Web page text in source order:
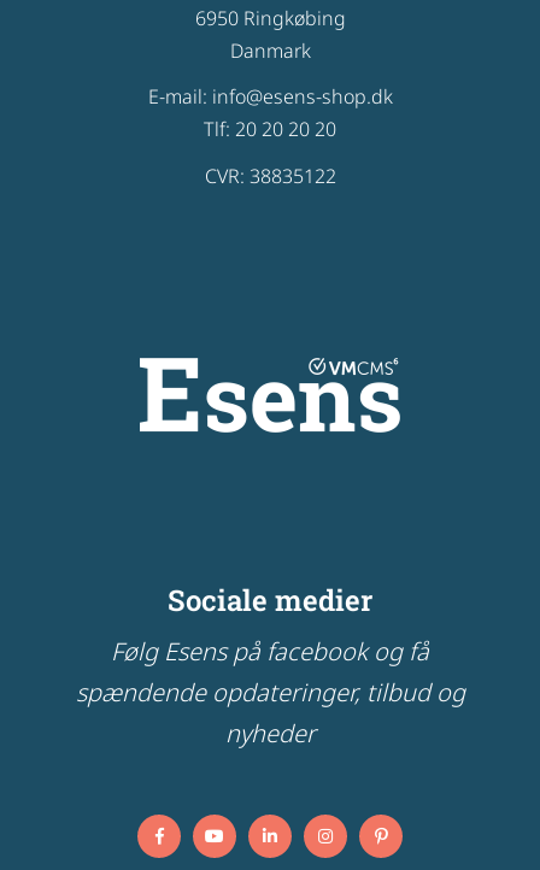
6950 Ringkøbing
Danmark
E-mail: info@esens-shop.dk
Tlf: 20 20 20 20
CVR: 38835122
Sociale medier
Følg Esens på facebook og få
spændende opdateringer, tilbud og
nyheder